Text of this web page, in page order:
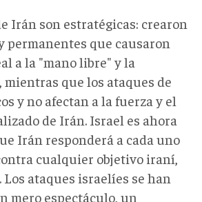
Irán son estratégicas: crearon
permanentes que causaron
a la "mano libre" y la
que los ataques de
y no afectan a la fuerza y el
de Irán. Israel es ahora
Irán responderá a cada uno
cualquier objetivo iraní,
Los ataques israelíes se han
mero espectáculo, un